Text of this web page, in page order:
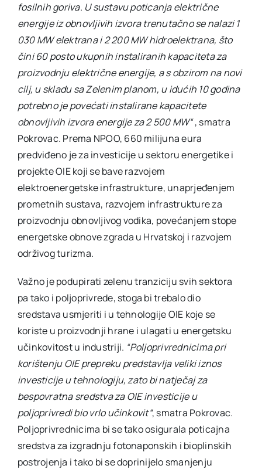
fosilnih goriva. U sustavu poticanja električne
energije iz obnovljivih izvora trenutačno se nalazi 1
030 MW elektrana i 2 200 MW hidroelektrana, što
čini 60 posto ukupnih instaliranih kapaciteta za
proizvodnju električne energije, a s obzirom na novi
cilj, u skladu sa Zelenim planom, u idućih 10 godina
potrebno je povećati instalirane kapacitete
obnovljivih izvora energije za 2 500 MW“, smatra
Pokrovac. Prema NPOO, 660 milijuna eura
predviđeno je za investicije u sektoru energetike i
projekte OIE koji se bave razvojem
elektroenergetske infrastrukture, unaprjeđenjem
prometnih sustava, razvojem infrastrukture za
proizvodnju obnovljivog vodika, povećanjem stope
energetske obnove zgrada u Hrvatskoj i razvojem
održivog turizma.
Važno je podupirati zelenu tranziciju svih sektora
pa tako i poljoprivrede, stoga bi trebalo dio
sredstava usmjeriti i u tehnologije OIE koje se
koriste u proizvodnji hrane i ulagati u energetsku
učinkovitost u industriji. “Poljoprivrednicima pri
korištenju OIE prepreku predstavlja veliki iznos
investicije u tehnologiju, zato bi natječaj za
bespovratna sredstva za OIE investicije u
poljoprivredi bio vrlo učinkovit“, smatra Pokrovac.
Poljoprivrednicima bi se tako osigurala poticajna
sredstva za izgradnju fotonaponskih i bioplinskih
postrojenja i tako bi se doprinijelo smanjenju